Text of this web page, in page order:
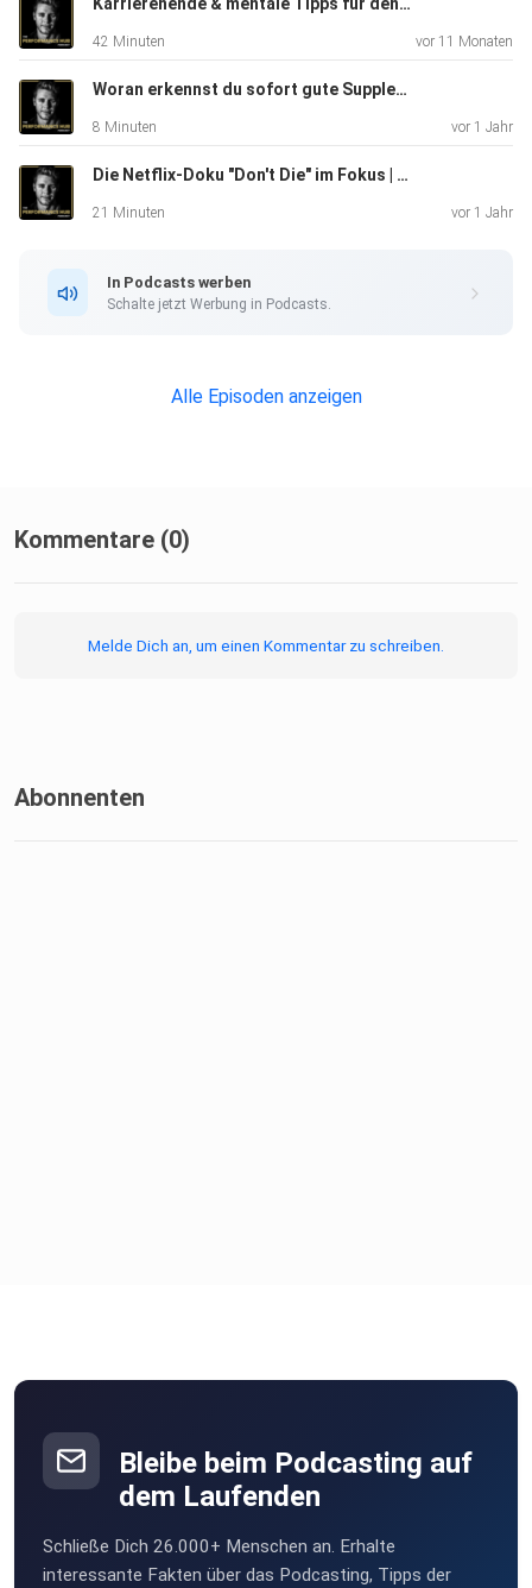
der beim
Folge Patrick auf Social Media – und denk beim nächsten
Gemüse oder Steak daran, wo es wirklich herkommt.
42 Minuten vor 11 Monaten
Woran erkennst du sofort gute Supplements | Behind the Performance
8 Minuten vor 1 Jahr
Die Netflix-Doku "Don't Die" im Fokus | Behind the Performance
21 Minuten vor 1 Jahr
In Podcasts werben
Schalte jetzt Werbung in Podcasts.
Alle Episoden anzeigen
Kommentare (0)
Melde Dich an, um einen Kommentar zu schreiben.
Abonnenten
Bleibe beim Podcasting auf
dem Laufenden
Schließe Dich 26.000+ Menschen an. Erhalte
interessante Fakten über das Podcasting, Tipps der